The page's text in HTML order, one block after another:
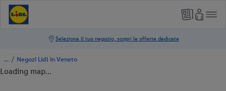
/ Negozi Lidl in Veneto
Loading map...